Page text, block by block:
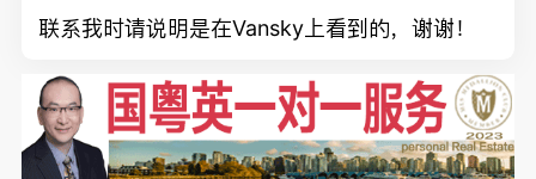
联系我时请说明是在Vansky上看到的，谢谢！